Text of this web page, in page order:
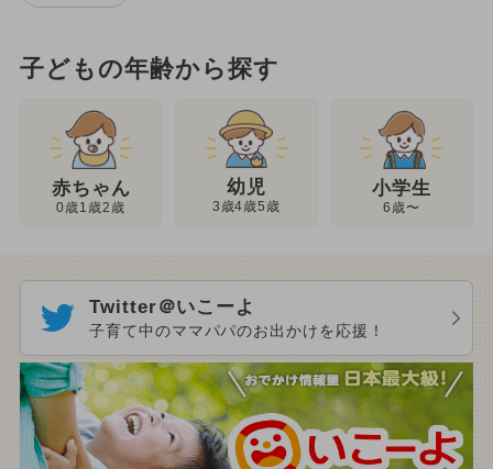
子どもの年齢から探す
赤ちゃん
0歳1歳2歳
幼児
3歳4歳5歳
小学生
6歳〜
Twitter＠いこーよ
子育て中のママパパのお出かけを応援！